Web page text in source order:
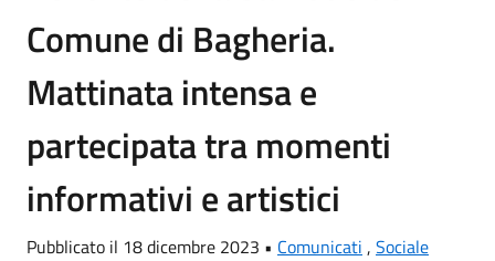
Comune di Bagheria.
Mattinata intensa e
partecipata tra momenti
informativi e artistici
Pubblicato il 18 dicembre 2023 • Comunicati , Sociale